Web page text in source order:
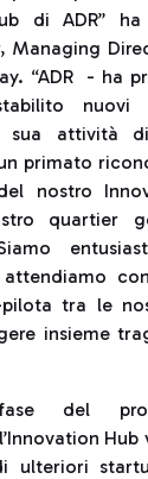
di ADR”
Managing
“ADR - ha
nuovi
sua attività
primato
nostro
quartier
attendiamo
pilota tra le
insieme
del
Hub
ulteriori